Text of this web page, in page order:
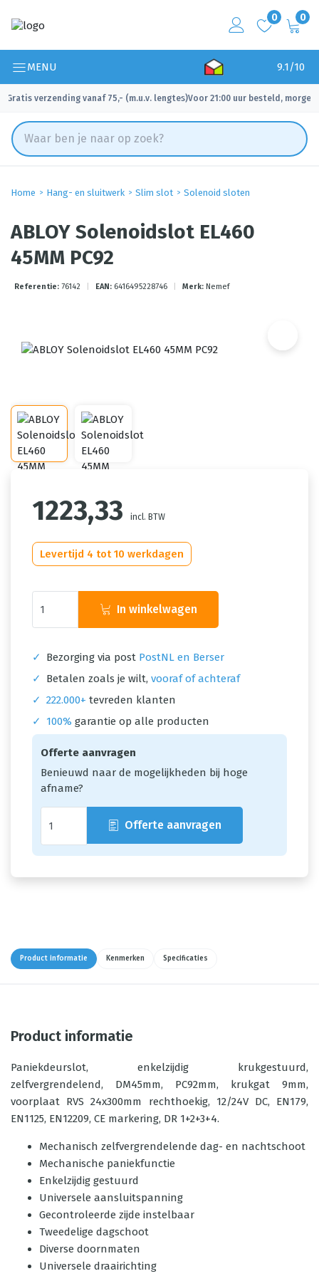
0 0
MENU 9.1/10
Gratis verzending vanaf 75,- (m.u.v. lengtes)
✓ Voor 21:00 uur besteld, morgen
Home Hang- en sluitwerk Slim slot Solenoid sloten
ABLOY Solenoidslot EL460
45MM PC92
Referentie: 76142 EAN: 6416495228746 Merk: Nemef
1223,33 incl. BTW
Levertijd 4 tot 10 werkdagen
In winkelwagen
✓ Bezorging via post PostNL en Berser
✓
Betalen zoals je wilt, vooraf of achteraf
✓ 222.000+ tevreden klanten
✓
100% garantie op alle producten
Offerte aanvragen
Benieuwd naar de mogelijkheden bij hoge
afname?
Offerte aanvragen
Product informatie Kenmerken Specificaties
Product informatie
Paniekdeurslot, enkelzijdig krukgestuurd,
zelfvergrendelend, DM45mm, PC92mm, krukgat 9mm,
voorplaat RVS 24x300mm rechthoekig, 12/24V DC, EN179,
EN1125, EN12209, CE markering, DR 1+2+3+4.
Mechanisch zelfvergrendelende dag- en nachtschoot
Mechanische paniekfunctie
Enkelzijdig gestuurd
Universele aansluitspanning
Gecontroleerde zijde instelbaar
Tweedelige dagschoot
Diverse doornmaten
Universele draairichting